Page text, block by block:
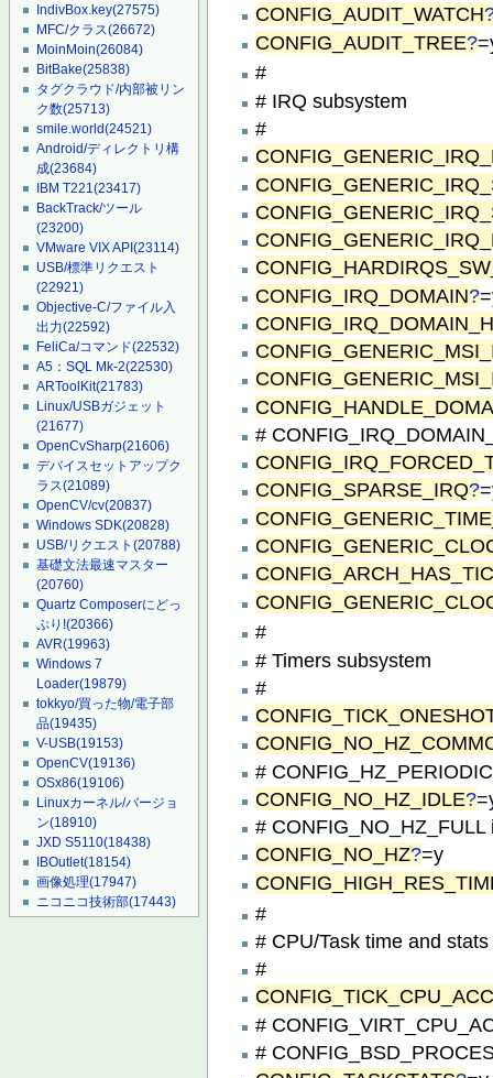
IndivBox.key(27575)
MFC/クラス(26672)
MoinMoin(26084)
BitBake(25838)
タグクラウド/内部被リン
ク数(25713)
smile.world(24521)
Android/ディレクトリ構
成(23684)
IBM T221(23417)
BackTrack/ツール
(23200)
VMware VIX API(23114)
USB/標準リクエスト
(22921)
Objective-C/ファイル入
出力(22592)
FeliCa/コマンド(22532)
A5：SQL Mk-2(22530)
ARToolKit(21783)
Linux/USBガジェット
(21677)
OpenCvSharp(21606)
デバイスセットアップク
ラス(21089)
OpenCV/cv(20837)
Windows SDK(20828)
USB/リクエスト(20788)
基礎文法最速マスター
(20760)
Quartz Composerにどっ
ぷり!(20366)
AVR(19963)
Windows 7
Loader(19879)
tokkyo/買った物/電子部
品(19435)
V-USB(19153)
OpenCV(19136)
OSx86(19106)
Linuxカーネル/バージョ
ン(18910)
JXD S5110(18438)
IBOutlet(18154)
画像処理(17947)
ニコニコ技術部(17443)
CONFIG_AUDIT_WATCH
CONFIG_AUDIT_TREE?
#
# IRQ subsystem
#
CONFIG_IRQ_DOMAIN?
#
CONFIG_SPARSE_IRQ?
#
# Timers subsystem
#
#
CONFIG_NO_HZ_IDLE?
# CONFIG_NO_HZ_FULL
CONFIG_NO_HZ?=y
#
# CPU/Task time and
#
#
#